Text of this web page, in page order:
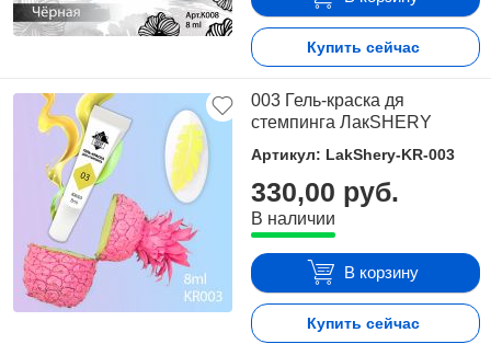
Купить сейчас
003 Гель-краска дя
стемпинга ЛакSHERY
Артикул: LakShery-KR-003
330,00 руб.
В наличии
В корзину
Купить сейчас